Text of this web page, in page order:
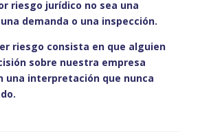
riesgo jurídico no sea una
demanda o una inspección.
riesgo consista en que alguien
sobre nuestra empresa
una interpretación que nunca